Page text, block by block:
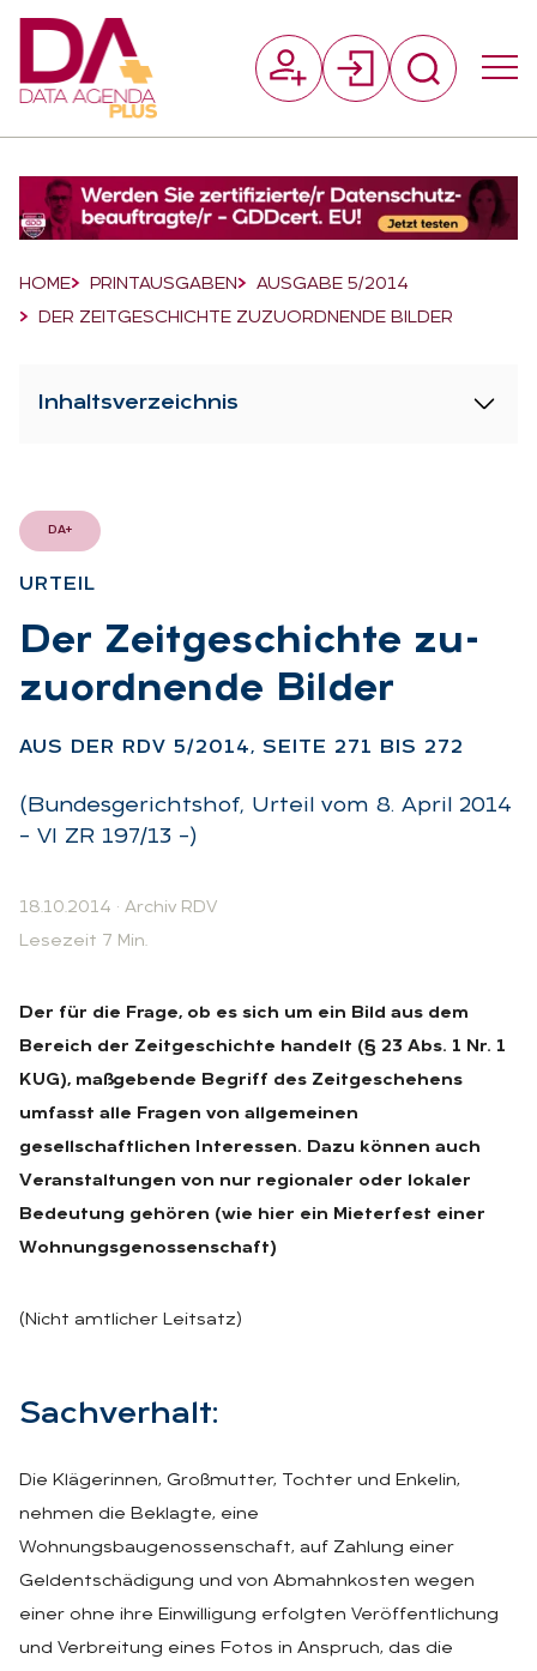
Breadcrumb-Navigation
HOME PRINTAUSGABEN
AUSGABE 5/2014
DER ZEITGESCHICHTE ZUZUORDNENDE BILDER
Inhaltsverzeichnis
DA+
UR­TEIL
:Der Zeit­ge­schich­te zu­
zu­ord­nen­de Bil­der
AUS DER RDV 5/2014, SEI­TE 271 BIS 272
(Bundesgerichtshof, Urteil vom 8. April 2014
– VI ZR 197/13 –)
18.10.2014 · Archiv RDV
Lesezeit 7 Min.
Der für die Frage, ob es sich um ein Bild aus dem
Bereich der Zeitgeschichte handelt (§ 23 Abs. 1 Nr. 1
KUG), maßgebende Begriff des Zeitgeschehens
umfasst alle Fragen von allgemeinen
gesellschaftlichen Interessen. Dazu können auch
Veranstaltungen von nur regionaler oder lokaler
Bedeutung gehören (wie hier ein Mieterfest einer
Wohnungsgenossenschaft)
(Nicht amtlicher Leitsatz)
Sach­ver­halt:
Die Klägerinnen, Großmutter, Tochter und Enkelin,
nehmen die Beklagte, eine
Wohnungsbaugenossenschaft, auf Zahlung einer
Geldentschädigung und von Abmahnkosten wegen
einer ohne ihre Einwilligung erfolgten Veröffentlichung
und Verbreitung eines Fotos in Anspruch, das die